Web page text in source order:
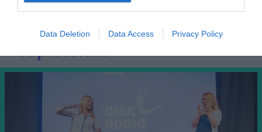
Data Deletion Data Access Privacy Policy
Top Stories